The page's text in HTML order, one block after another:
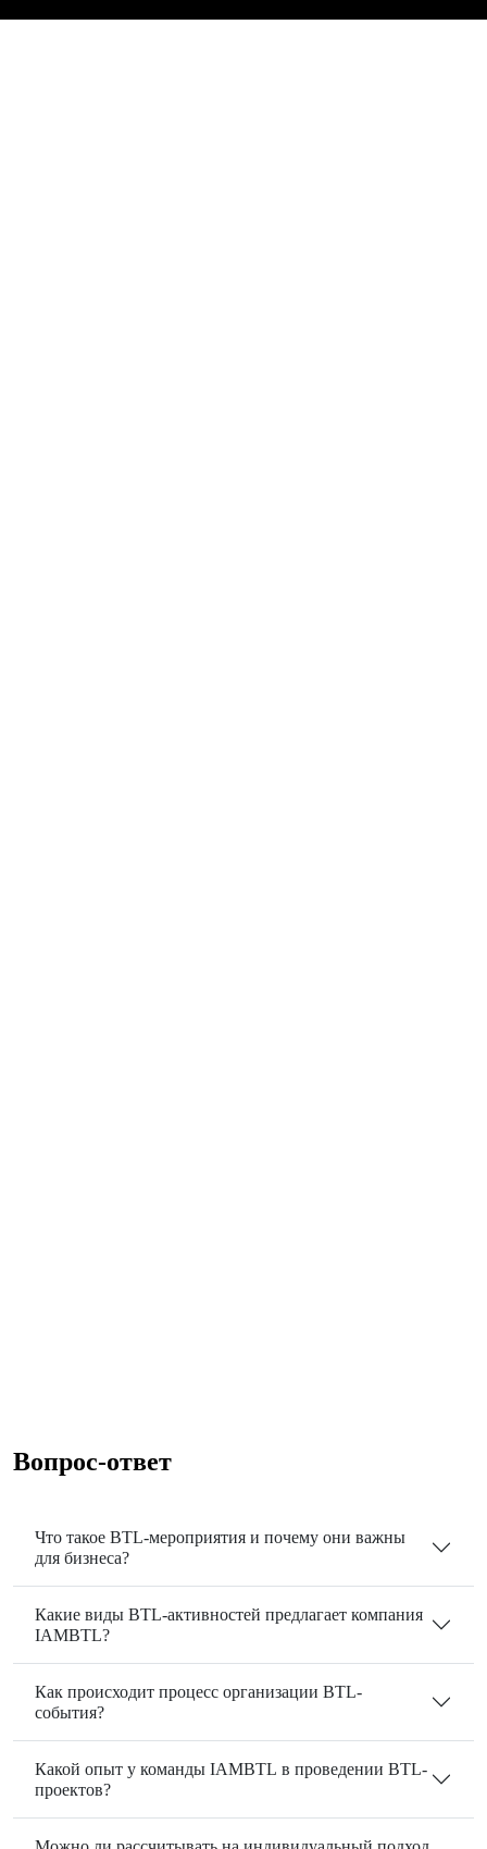
Вопрос-ответ
Что такое BTL-мероприятия и почему они важны
для бизнеса?
Какие виды BTL-активностей предлагает компания
IAMBTL?
Как происходит процесс организации BTL-
события?
Какой опыт у команды IAMBTL в проведении BTL-
проектов?